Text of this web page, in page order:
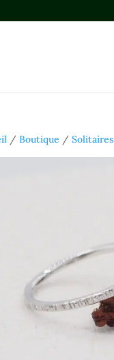
/Boutique /Solitaires